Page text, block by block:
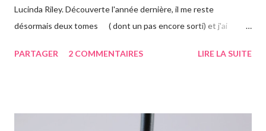
Lucinda Riley. Découverte l'année dernière, il me reste
désormais deux tomes ( dont un pas encore sorti) et j'ai
avez pu le voir précédemment sur le blog. Cette fois-ci on suit la
campagne anglaise, elle va quant à elle partir à l'autre bout du
PARTAGER 2 COMMENTAIRES LIRE LA SUITE